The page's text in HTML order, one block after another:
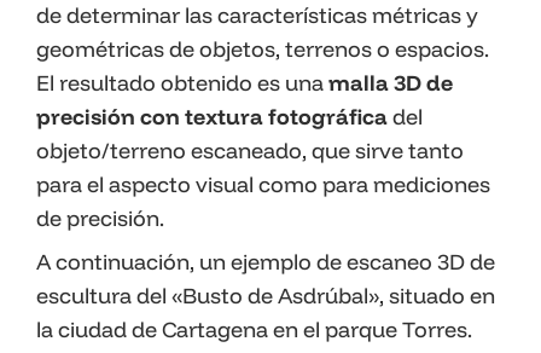
de determinar las características métricas y
geométricas de objetos, terrenos o espacios.
El resultado obtenido es unamalla 3D de
precisión con textura fotográficadel
objeto/terreno escaneado, que sirve tanto
para el aspecto visual como para mediciones
de precisión.
A continuación, un ejemplo de escaneo 3D de
escultura del «Busto de Asdrúbal», situado en
la ciudad de Cartagena en el parque Torres.